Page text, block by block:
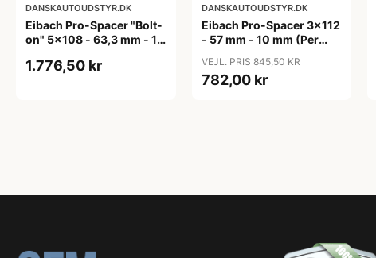
DANSKAUTOUDSTYR.DK
Eibach Pro-Spacer "Bolt-
on" 5x108 - 63,3 mm - 15
1.776,50 kr
DANSKAUTOUDSTYR.DK
Eibach Pro-Spacer 3x112
- 57 mm - 10 mm (Per
VEJL. PRIS 845,50 KR
782,00 kr